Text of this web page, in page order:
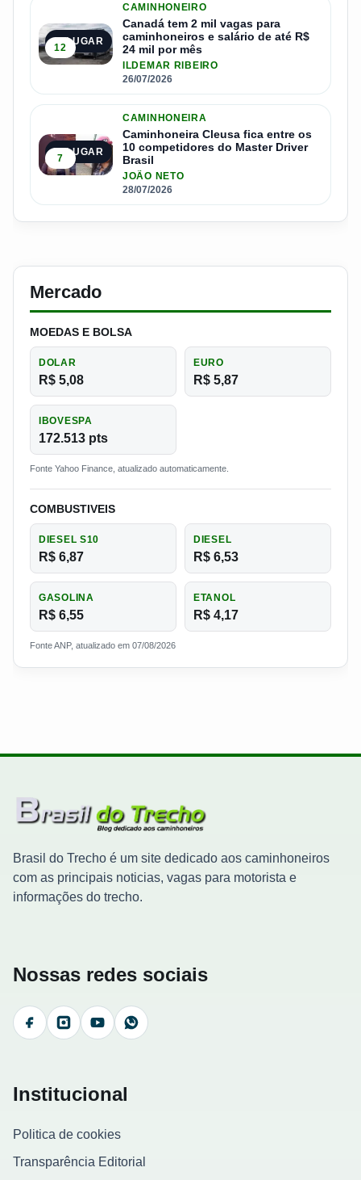
4º LUGAR
12
CAMINHONEIRO
Canadá tem 2 mil vagas para
caminhoneiros e salário de até R$
24 mil por mês
ILDEMAR RIBEIRO
26/07/2026
5º LUGAR
7
CAMINHONEIRA
Caminhoneira Cleusa fica entre os
10 competidores do Master Driver
Brasil
JOÃO NETO
28/07/2026
Mercado
MOEDAS E BOLSA
DOLAR
R$ 5,08
EURO
R$ 5,87
IBOVESPA
172.513 pts
Fonte Yahoo Finance, atualizado automaticamente.
COMBUSTIVEIS
DIESEL S10
R$ 6,87
DIESEL
R$ 6,53
GASOLINA
R$ 6,55
ETANOL
R$ 4,17
Fonte ANP, atualizado em 07/08/2026
Brasil do Trecho é um site dedicado aos caminhoneiros
com as principais noticias, vagas para motorista e
informações do trecho.
Nossas redes sociais
FacebookInstagramYouTubeWhatsApp
Institucional
Politica de cookies
Transparência Editorial